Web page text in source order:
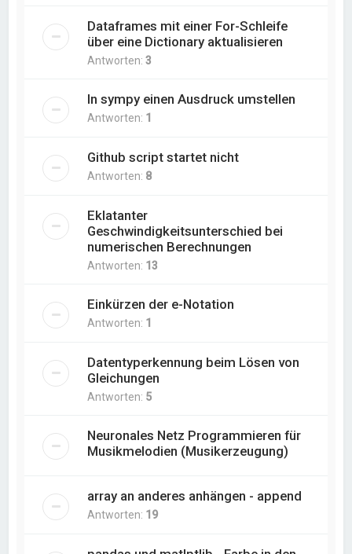
Dataframes mit einer For-Schleife
über eine Dictionary aktualisieren
Antworten:3
In sympy einen Ausdruck umstellen
Antworten: 1
Github script startet nicht
Antworten: 8
Eklatanter
Geschwindigkeitsunterschied bei
numerischen Berechnungen
Antworten: 13
Einkürzen der e-Notation
Antworten: 1
Datentyperkennung beim Lösen von
Gleichungen
Antworten: 5
Neuronales Netz Programmieren für
Musikmelodien (Musikerzeugung)
array an anderes anhängen - append
Antworten: 19